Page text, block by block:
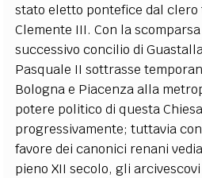
stato eletto pontefice dal clero
Clemente III. Con la
successivo concilio di
Pasquale II sottrasse
Bologna e Piacenza alla
potere politico di questa
progressivamente; tuttavia
favore dei canonici renani
pieno XII secolo, gli